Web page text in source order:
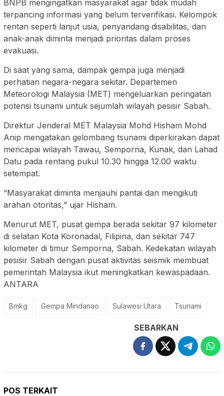
BNPB mengingatkan masyarakat agar tidak mudah
terpancing informasi yang belum terverifikasi. Kelompok
rentan seperti lanjut usia, penyandang disabilitas, dan
anak-anak diminta menjadi prioritas dalam proses
evakuasi.
Di saat yang sama, dampak gempa juga menjadi
perhatian negara-negara sekitar. Departemen
Meteorologi Malaysia (MET) mengeluarkan peringatan
potensi tsunami untuk sejumlah wilayah pesisir Sabah.
Direktur Jenderal MET Malaysia Mohd Hisham Mohd
Anip mengatakan gelombang tsunami diperkirakan dapat
mencapai wilayah Tawau, Semporna, Kunak, dan Lahad
Datu pada rentang pukul 10.30 hingga 12.00 waktu
setempat.
“Masyarakat diminta menjauhi pantai dan mengikuti
arahan otoritas,” ujar Hisham.
Menurut MET, pusat gempa berada sekitar 97 kilometer
di selatan Kota Koronadal, Filipina, dan sekitar 747
kilometer di timur Semporna, Sabah. Kedekatan wilayah
pesisir Sabah dengan pusat aktivitas seismik membuat
pemerintah Malaysia ikut meningkatkan kewaspadaan.
ANTARA
Bmkg Gempa Mindanao Sulawesi Utara Tsunami
SEBARKAN
POS TERKAIT